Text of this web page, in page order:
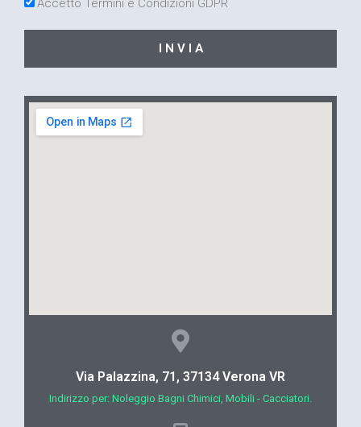
Accetto Termini e Condizioni GDPR
I N V I A
Via Palazzina, 71, 37134 Verona VR
Indirizzo per: Noleggio Bagni Chimici, Mobili - Cacciatori.